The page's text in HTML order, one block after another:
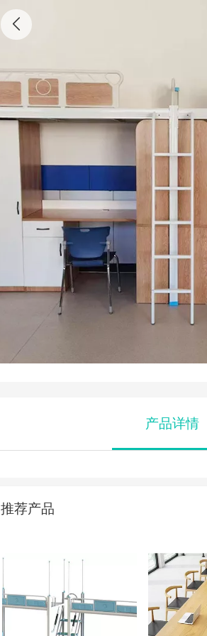
SA-1005（4000*900*2100）
产品详情
推荐产品